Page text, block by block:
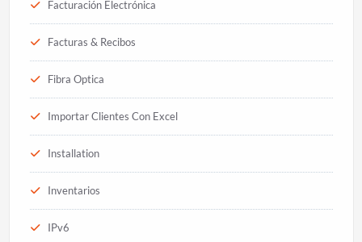
Facturación Electrónica
Facturas & Recibos
Fibra Optica
Importar Clientes Con Excel
Installation
Inventarios
IPv6